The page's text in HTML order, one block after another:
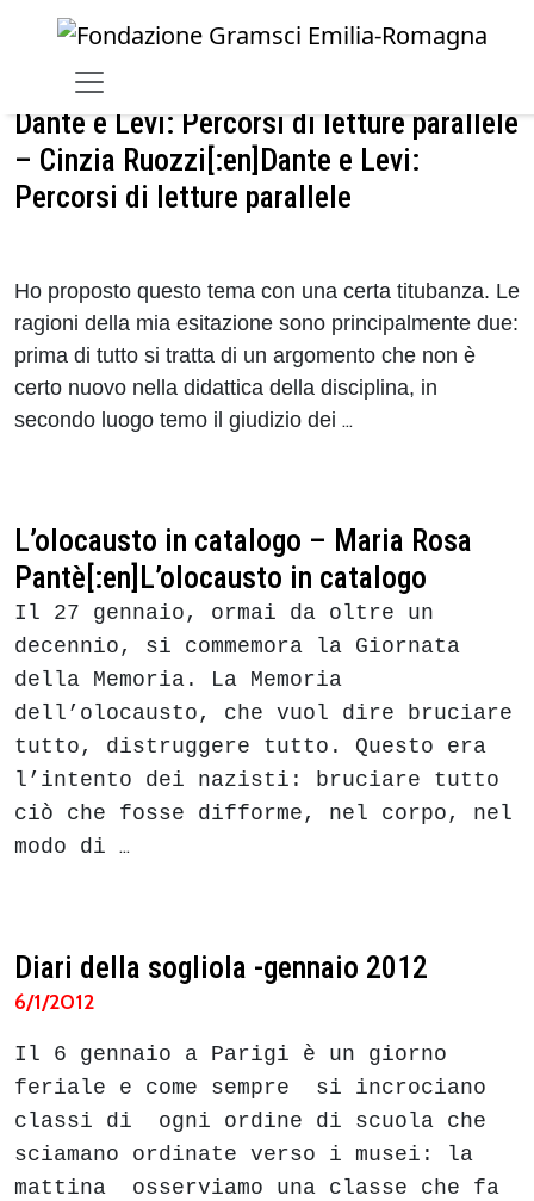
Skip to main content
Dante e Levi: Percorsi di letture parallele
– Cinzia Ruozzi[:en]Dante e Levi:
Percorsi di letture parallele
Ho proposto questo tema con una certa titubanza. Le
ragioni della mia esitazione sono principalmente due:
prima di tutto si tratta di un argomento che non è
certo nuovo nella didattica della disciplina, in
secondo luogo temo il giudizio dei …
L’olocausto in catalogo – Maria Rosa
Pantè[:en]L’olocausto in catalogo
Il 27 gennaio, ormai da oltre un
decennio, si commemora la Giornata
della Memoria. La Memoria
dell’olocausto, che vuol dire bruciare
tutto, distruggere tutto. Questo era
l’intento dei nazisti: bruciare tutto
ciò che fosse difforme, nel corpo, nel
modo di …
Diari della sogliola -gennaio 2012
6/1/2012
Il 6 gennaio a Parigi è un giorno
feriale e come sempre si incrociano
classi di ogni ordine di scuola che
sciamano ordinate verso i musei: la
mattina osserviamo una classe che fa